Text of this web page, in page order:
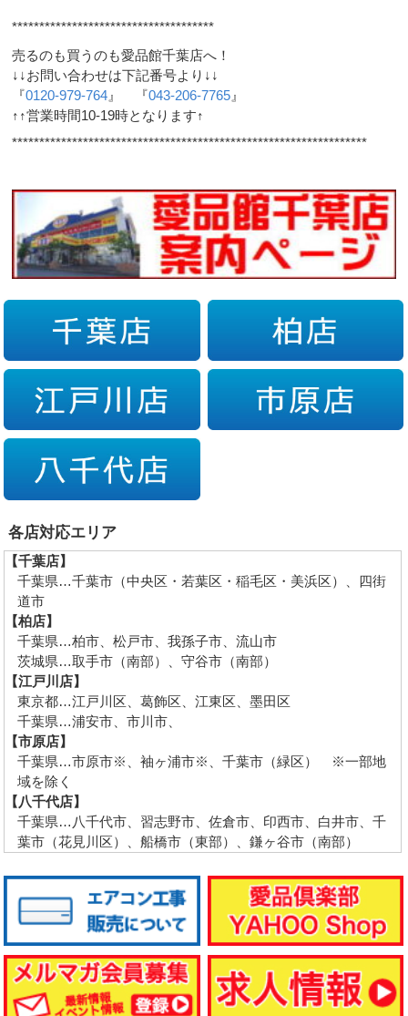
*************************************
売るのも買うのも愛品館千葉店へ！
↓↓お問い合わせは下記番号より↓↓
『0120-979-764 』 『043-206-7765 』
↑↑営業時間10-19時となります↑
*****************************************************************
各店対応エリア
【千葉店】
千葉県…千葉市（中央区・若葉区・稲毛区・美浜区）、四街
道市
【柏店】
千葉県…柏市、松戸市、我孫子市、流山市
茨城県…取手市（南部）、守谷市（南部）
【江戸川店】
東京都…江戸川区、葛飾区、江東区、墨田区
千葉県…浦安市、市川市、
【市原店】
千葉県…市原市※、袖ヶ浦市※、千葉市（緑区） ※一部地
域を除く
【八千代店】
千葉県…八千代市、習志野市、佐倉市、印西市、白井市、千
葉市（花見川区）、船橋市（東部）、鎌ヶ谷市（南部）